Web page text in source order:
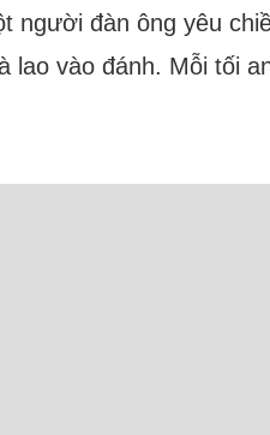
người đàn ông yêu
vào đánh. Mỗi tối